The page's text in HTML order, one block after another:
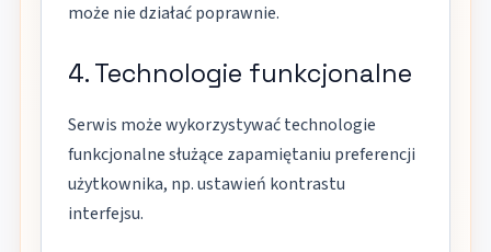
może nie działać poprawnie.
4. Technologie funkcjonalne
Serwis może wykorzystywać technologie
funkcjonalne służące zapamiętaniu preferencji
użytkownika, np. ustawień kontrastu
interfejsu.